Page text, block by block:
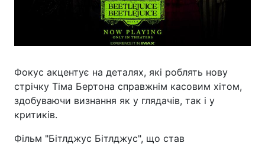
Фокус акцентує на деталях, які роблять нову
стрічку Тіма Бертона справжнім касовим хітом,
здобуваючи визнання як у глядачів, так і у
критиків.
Фільм "Бітлджус Бітлджус", що став